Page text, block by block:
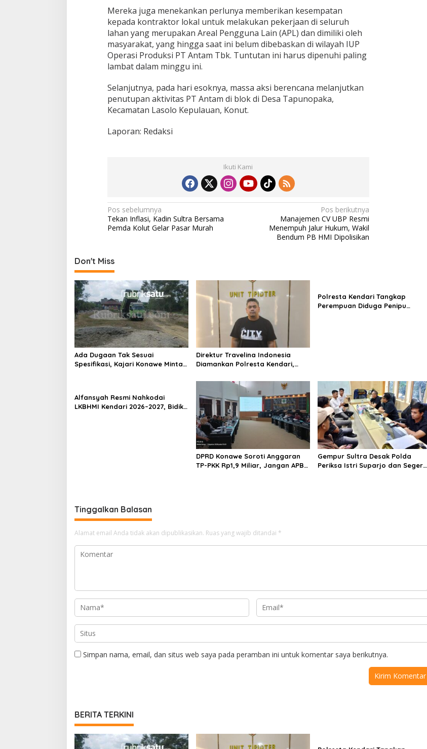
Mereka juga menekankan perlunya memberikan kesempatan
kepada kontraktor lokal untuk melakukan pekerjaan di seluruh
lahan yang merupakan Areal Pengguna Lain (APL) dan dimiliki oleh
masyarakat, yang hingga saat ini belum dibebaskan di wilayah IUP
Operasi Produksi PT Antam Tbk. Tuntutan ini harus dipenuhi paling
lambat dalam minggu ini.
Selanjutnya, pada hari esoknya, massa aksi berencana melanjutkan
penutupan aktivitas PT Antam di blok di Desa Tapunopaka,
Kecamatan Lasolo Kepulauan, Konut.
Laporan: Redaksi
Ikuti Kami
N
a
g
a
s
i
p
o
s
Pos sebelumnya
Tekan Inflasi, Kadin Sultra Bersama
Pemda Kolut Gelar Pasar Murah
Pos berikutnya
Manajemen CV UBP Resmi
Menempuh Jalur Hukum, Wakil
Bendum PB HMI Dipolisikan
Don't Miss
Ada Dugaan Tak Sesuai
Spesifikasi, Kajari Konawe Minta
Direktur Travelina Indonesia
Diamankan Polresta Kendari,
Umrah Masuk Babak Baru
Polresta Kendari Tangkap
Perempuan Diduga Penipu
Alfansyah Resmi Nahkodai
LKBHMI Kendari 2026–2027, Bidik
DPRD Konawe Soroti Anggaran
TP-PKK Rp1,9 Miliar, Jangan APBD
Gempur Sultra Desak Polda
Periksa Istri Suparjo dan Segera
Tinggalkan Balasan
Alamat email Anda tidak akan dipublikasikan. Ruas yang wajib ditandai *
Simpan nama, email, dan situs web saya pada peramban ini untuk komentar saya berikutnya.
BERITA TERKINI